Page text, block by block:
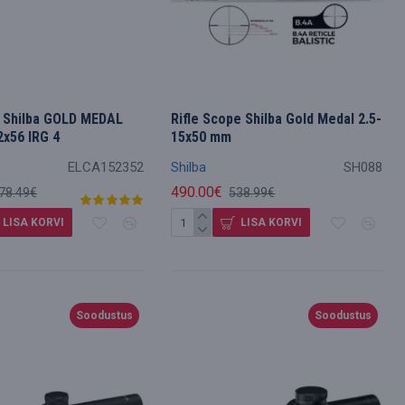
ELCA152352
GOLD MEDAL
IRG 4
LISA KORVI
Shilba SH088
Rifle Scope Shilba Gold Medal 2.5-
15x50 mm
490.00€ 538.99€
LISA KORVI
Soodustus Soodustus